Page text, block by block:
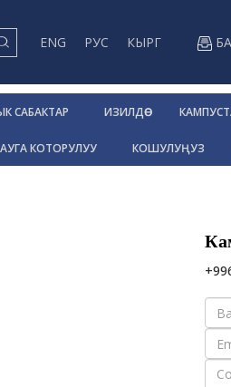
ENG РУС КЫРГ
САБАКТАР ИЗИЛДӨӨ
КОТОРУЛУУ КОШУЛУҢУЗ